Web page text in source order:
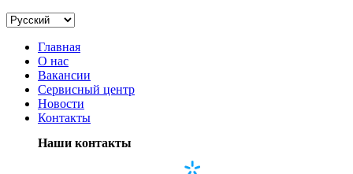
Главная
О нас
Вакансии
Сервисный центр
Новости
Контакты
Наши контакты